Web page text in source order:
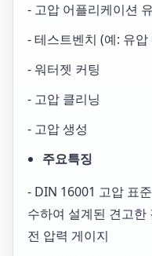
- 고압 어플리케이션
- 테스트벤치 (예: 유압
- 워터젯 커팅
- 고압 클리닝
- 고압 생성
주요특징
- DIN 16001 고압 표
수하여 설계된 견고
전 압력 게이지